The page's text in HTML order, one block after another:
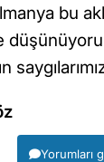
bu
Yorumları